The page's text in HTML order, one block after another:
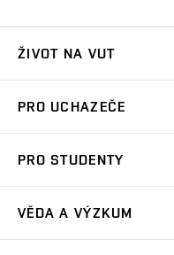
ŽIVOT NA VUT
Koleje
Sport na VUT
PRO UCHAZEČE
Dny otevřených dveří
PRO STUDENTY
VĚDA A VÝZKUM